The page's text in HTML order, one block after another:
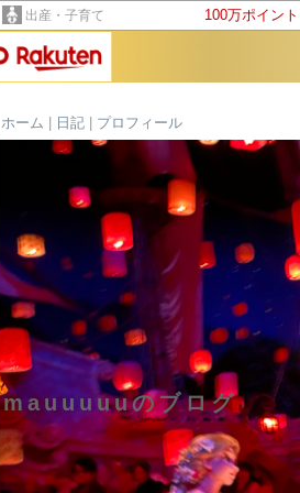
出産・子育て 100万ポイン
ホーム 日記 プロフィール
mauuuuuのブログ